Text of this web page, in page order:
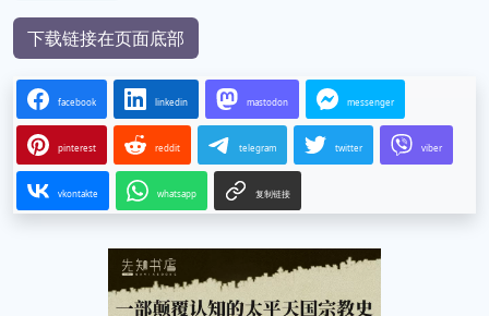
下载链接在页面底部
facebook linkedin mastodon messenger
pinterest reddit telegram twitter viber
vkontakte whatsapp 复制链接